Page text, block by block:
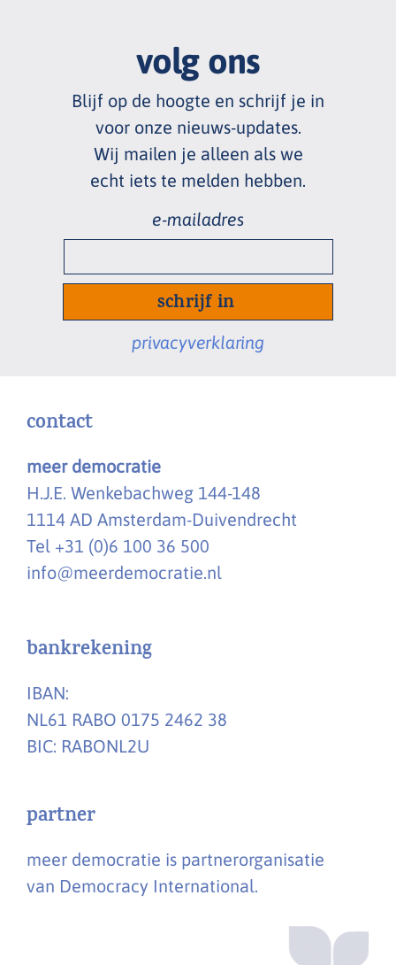
volg ons
Blijf op de hoogte en schrijf je in
voor onze nieuws-updates.
Wij mailen je alleen als we
echt iets te melden hebben.
mailadres
privacyverklaring
contact
meer democratie
H.J.E. Wenkebachweg 144-148
1114 AD Amsterdam-Duivendrecht
Tel +31 (0)6 100 36 500
info@meerdemocratie.nl
bankrekening
IBAN:
NL61 RABO 0175 2462 38
BIC: RABONL2U
partner
meer democratie is partnerorganisatie
van Democracy International.